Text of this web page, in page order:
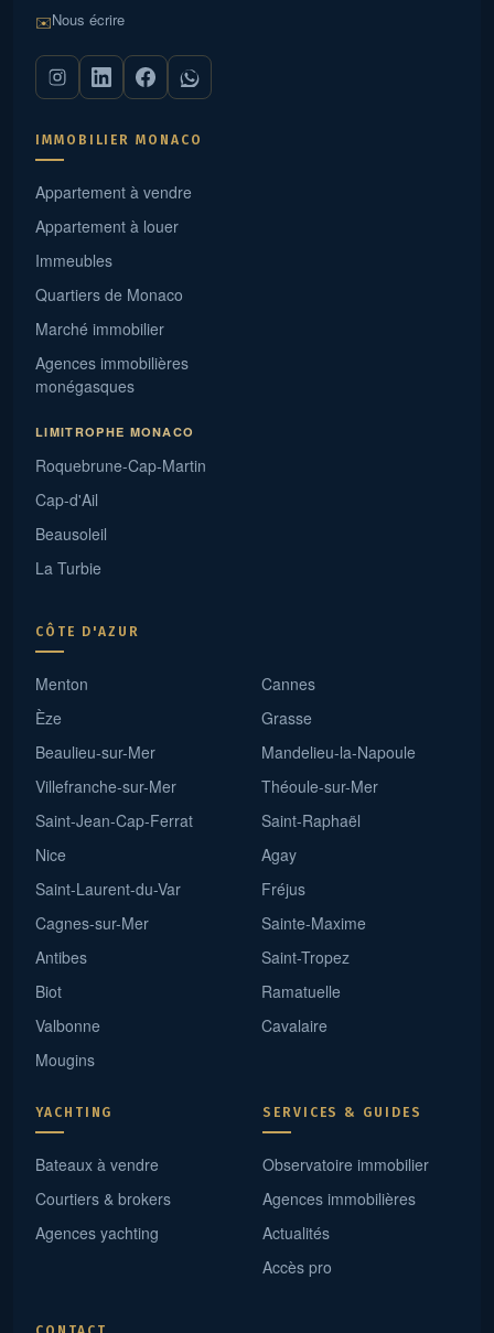
✉️Nous écrire
IMMOBILIER MONACO
Appartement à vendre
Appartement à louer
Immeubles
Quartiers de Monaco
Marché immobilier
Agences immobilières
monégasques
LIMITROPHE MONACO
Roquebrune-Cap-Martin
Cap-d'Ail
Beausoleil
La Turbie
CÔTE D'AZUR
Menton
Èze
Beaulieu-sur-Mer
Villefranche-sur-Mer
Saint-Jean-Cap-Ferrat
Nice
Saint-Laurent-du-Var
Cagnes-sur-Mer
Antibes
Biot
Valbonne
Mougins
Cannes
Grasse
Mandelieu-la-Napoule
Théoule-sur-Mer
Saint-Raphaël
Agay
Fréjus
Sainte-Maxime
Saint-Tropez
Ramatuelle
Cavalaire
YACHTING
Bateaux à vendre
Courtiers & brokers
Agences yachting
SERVICES & GUIDES
Observatoire immobilier
Agences immobilières
Actualités
Accès pro